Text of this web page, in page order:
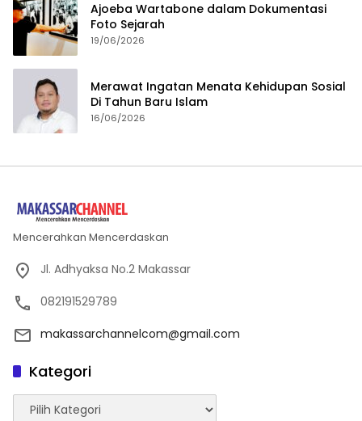
Ajoeba Wartabone dalam Dokumentasi
Foto Sejarah
19/06/2026
Merawat Ingatan Menata Kehidupan Sosial
Di Tahun Baru Islam
16/06/2026
Mencerahkan Mencerdaskan
Jl. Adhyaksa No.2 Makassar
082191529789
makassarchannelcom@gmail.com
Kategori
Kategori